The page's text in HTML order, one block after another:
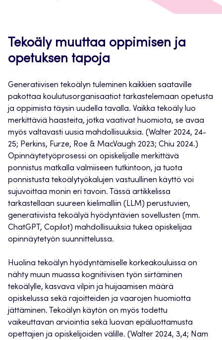
Tekoäly muuttaa oppimisen ja
opetuksen tapoja
Generatiivisen tekoälyn tuleminen kaikkien saataville
pakottaa koulutusorganisaatiot tarkastelemaan opetusta
ja oppimista täysin uudella tavalla. Vaikka tekoäly luo
merkittäviä haasteita, jotka vaativat huomiota, se avaa
myös valtavasti uusia mahdollisuuksia. (Walter 2024, 24-
25; Perkins, Furze, Roe & MacVaugh 2023; Chiu 2024.)
Opinnäytetyöprosessi on opiskelijalle merkittävä
ponnistus matkalla valmiiseen tutkintoon, ja tuota
ponnistusta tekoälytyökalujen vastuullinen käyttö voi
sujuvoittaa monin eri tavoin. Tässä artikkelissa
tarkastellaan suureen kielimalliin (LLM) perustuvien,
generatiivista tekoälyä hyödyntävien sovellusten (mm.
ChatGPT, Copilot) mahdollisuuksia tukea opiskelijaa
opinnäytetyön suunnittelussa.
Huolina tekoälyn hyödyntämiselle korkeakouluissa on
nähty muun muassa kognitiivisen työn siirtäminen
tekoälylle, kasvava vilpin ja huijaamisen määrä
opiskelussa sekä rajoitteiden ja vaarojen huomiotta
jättäminen. Tekoälyn käytön on myös todettu
vaikeuttavan arviointia sekä luovan epäluottamusta
opettajien ja opiskelijoiden välille. (Walter 2024, 3,4; Nam